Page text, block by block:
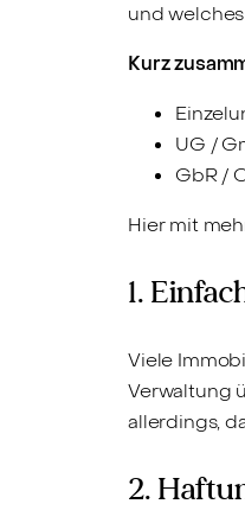
und
Kurz
UG /
GbR /
Hier mit
1.
Viele
Verwaltung
allerdings,
2.